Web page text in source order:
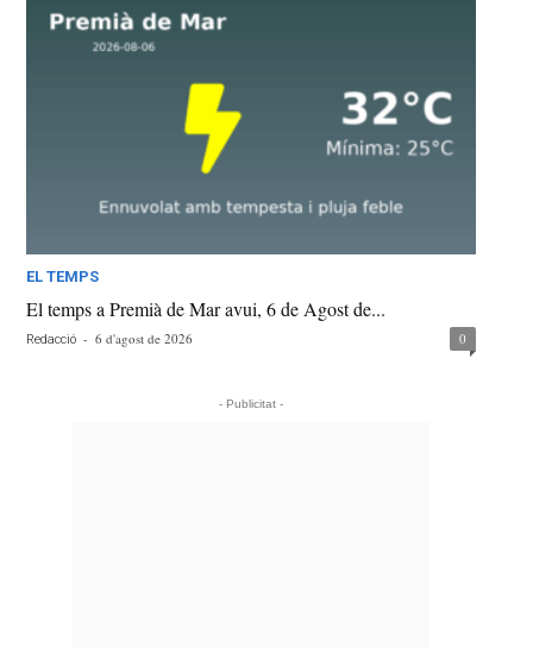
EL TEMPS
El temps a Premià de Mar avui, 6 de Agost de...
Redacció - 6 d'agost de 2026 0
- Publicitat -